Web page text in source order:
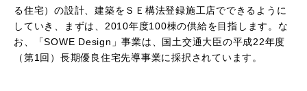
る住宅）の設計、建築をＳＥ構法登録施工店でできるように
していき、まずは、2010年度100棟の供給を目指します。な
お、「SOWE Design」事業は、国土交通大臣の平成22年度
（第1回）長期優良住宅先導事業に採択されています。